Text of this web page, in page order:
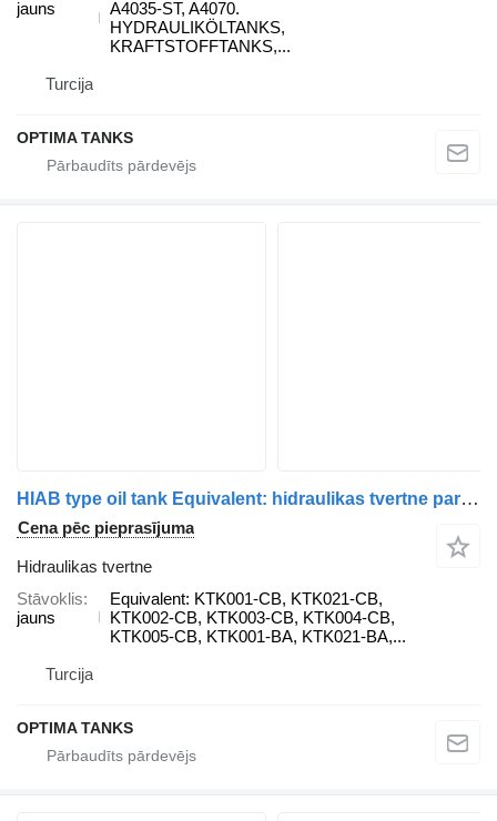
jauns
A4035-ST, A4070.
HYDRAULIKÖLTANKS,
KRAFTSTOFFTANKS,...
Turcija
OPTIMA TANKS
HIAB type oil tank Equivalent: hidraulikas tvertne paredzēts kravas automašīnas
Cena pēc pieprasījuma
Hidraulikas tvertne
Stāvoklis
jauns
Equivalent: KTK001-CB, KTK021-CB,
KTK002-CB, KTK003-CB, KTK004-CB,
KTK005-CB, KTK001-BA, KTK021-BA,...
Turcija
OPTIMA TANKS